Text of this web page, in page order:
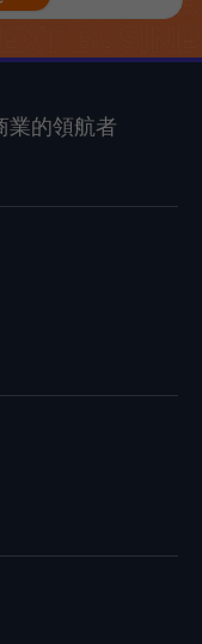
業的領航者